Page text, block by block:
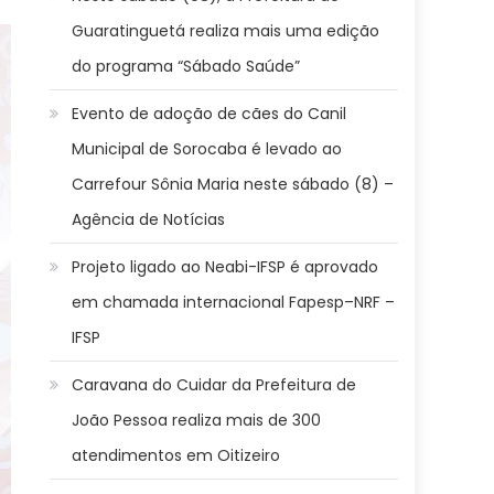
Guaratinguetá realiza mais uma edição
do programa “Sábado Saúde”
Evento de adoção de cães do Canil
Municipal de Sorocaba é levado ao
Carrefour Sônia Maria neste sábado (8) –
Agência de Notícias
Projeto ligado ao Neabi-IFSP é aprovado
em chamada internacional Fapesp–NRF –
IFSP
Caravana do Cuidar da Prefeitura de
João Pessoa realiza mais de 300
atendimentos em Oitizeiro